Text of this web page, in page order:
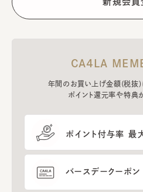
CA4LA
年間のお買い上げ金額(税抜)
ポイント還元率や特典が
ポイント付与率 最
バースデークーポン